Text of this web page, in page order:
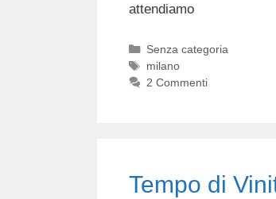
attendiamo
Categorie
Senza categoria
Tag
milano
2 Commenti
Tempo di